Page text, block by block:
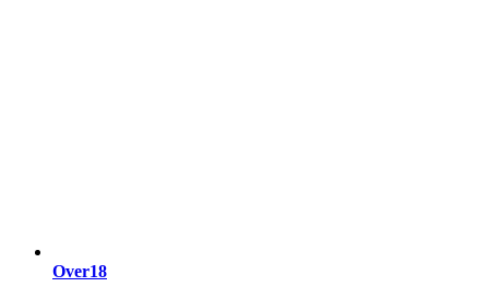
Over18